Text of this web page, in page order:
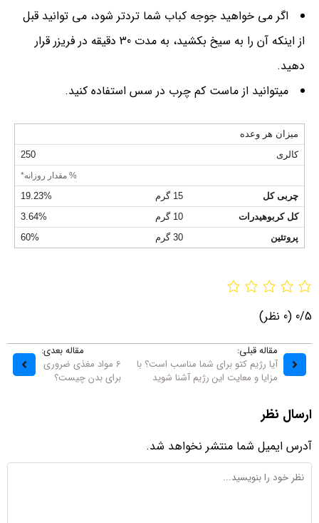
اگر می خواهید جوجه کباب شما تردتر شود، می توانید قبل
از اینکه آن را به سیخ بکشید، به مدت 30 دقیقه در فریزر قرار
دهید.
میتوانید از ماست کم چرب در سس استفاده کنید.
میزان هر وعده
کالری
250
% مقدار روزانه*
چربی کل 15 گرم
19.23%
کل کربوهیدرات
10 گرم
3.64%
پروتئین
30 گرم 60%
0/5 (0 نظر)
مقاله قبلی:
آیا رژیم کتو برای شما مناسب است؟ با
مزایا و معایت این رژیم آشنا شوید
مقاله بعدی:
6 مواد مغذی ضروری
برای بدن چیست؟
ارسال نظر
آدرس ایمیل شما منتشر نخواهد شد.